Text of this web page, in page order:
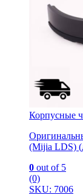
Корпусные
(Mijia LDS)
0 out of 5
(0)
SKU: 7006